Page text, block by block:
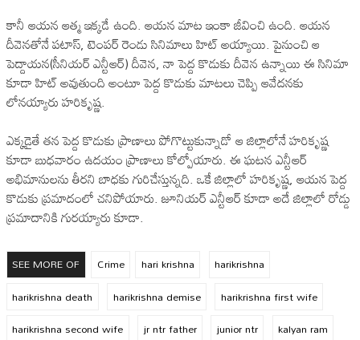
కానీ ఆయన ఆత్మ ఇక్కడే ఉంది. ఆయన మాట ఇంకా జీవించి ఉంది. ఆయన
దీవెనతోనే పటాస్, టెంపర్ రెండు సినిమాలు హిట్ అయ్యాయి. పైనుంచి ఆ
పెద్దాయన(సీనియర్ ఎన్టీఆర్) దీవెన, నా పెద్ద కొడుకు దీవెన ఉన్నాయి ఈ సినిమా
కూడా హిట్ అవుతుంది అంటూ పెద్ద కొడుకు మాటలు చెప్పి ఆవేదనకు
లోనయ్యారు హరికృష్ణ.
ఎక్కడైతే తన పెద్ద కొడుకు ప్రాణాలు పోగొట్టుకున్నాడో ఆ జిల్లాలోనే హరికృష్ణ
కూడా బుధవారం ఉదయం ప్రాణాలు కోల్పోయారు. ఈ ఘటన ఎన్టీఆర్
అభిమానులను తీరని బాధకు గురిచేస్తున్నది. ఒకే జిల్లాలో హరికృష్ణ, ఆయన పెద్ద
కొడుకు ప్రమాదంలో చనిపోయారు. జూనియర్ ఎన్టీఆర్ కూడా అదే జిల్లాలో రోడ్డు
ప్రమాదానికి గురయ్యారు కూడా.
SEE MORE OF Crime hari krishna
harikrishna
harikrishna death
harikrishna demise
harikrishna first wife
harikrishna second wife
jr ntr father junior ntr
kalyan ram